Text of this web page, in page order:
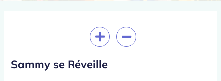
Sammy se Réveille